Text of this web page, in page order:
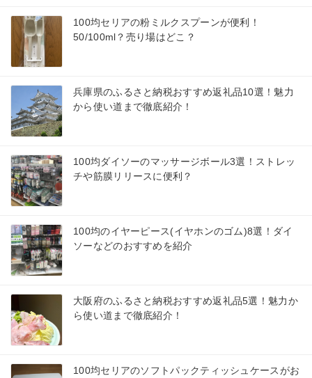
100均セリアの粉ミルクスプーンが便利！
50/100ml？売り場はどこ？
兵庫県のふるさと納税おすすめ返礼品10選！魅力
から使い道まで徹底紹介！
100均ダイソーのマッサージボール3選！ストレッ
チや筋膜リリースに便利？
100均のイヤーピース(イヤホンのゴム)8選！ダイ
ソーなどのおすすめを紹介
大阪府のふるさと納税おすすめ返礼品5選！魅力か
ら使い道まで徹底紹介！
100均セリアのソフトパックティッシュケースがお